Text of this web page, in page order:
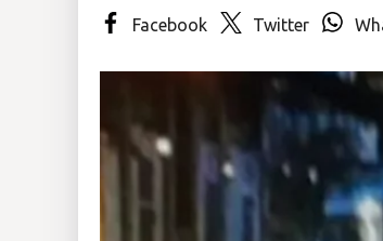
Multimedia
Facebook Twitter